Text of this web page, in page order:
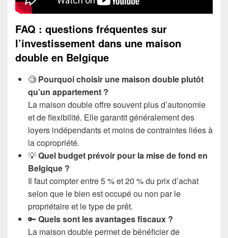
FAQ : questions fréquentes sur
l’investissement dans une maison
double en Belgique
🧐 Pourquoi choisir une maison double plutôt
qu’un appartement ?
La maison double offre souvent plus d’autonomie
et de flexibilité. Elle garantit généralement des
loyers indépendants et moins de contraintes liées à
la copropriété.
💡Quel budget prévoir pour la mise de fond en
Belgique ?
Il faut compter entre 5 % et 20 % du prix d’achat
selon que le bien est occupé ou non par le
propriétaire et le type de prêt.
🔑 Quels sont les avantages fiscaux ?
La maison double permet de bénéficier de